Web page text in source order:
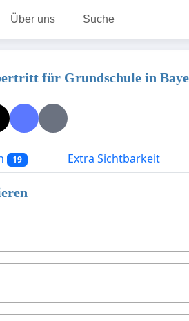
Über uns Suche
für Grundschule in
19 Extra Sichtbarkeit